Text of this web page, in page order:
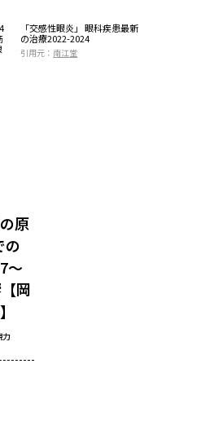
「交感性眼炎」 眼科疾患最新
の治療2022-2024
引用元： 南江堂
原
の
〜
岡
力